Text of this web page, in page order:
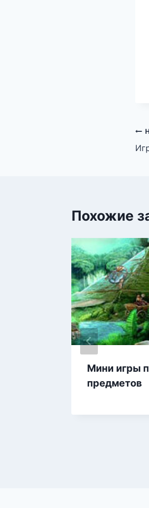
Похожие
Мини игры
предметов